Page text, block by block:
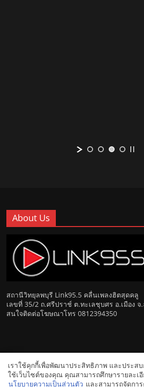
About Us
สถานีวิทยุลพบุรี Link95.5 คลื่นเพลงฮิตสุดคลู
เลขที่ 35/2 ถ.ศรีปราช์ ต.ทะเลชุบศร อ.เมือง จ
สนใจติดต่อโฆษณาโทร 0812394350
Copyright © 2026Link 95.5 คลื่นเพลงฮิ
ลพบุรี . All rights
เราใช้คุกกี้เพื่อพัฒนาประสิทธิภาพ และประส
ใช้เว็บไซต์ของคุณ คุณสามารถศึกษารายละเ
นโยบายความเป็นส่วนตัว และสามารถจัดกา